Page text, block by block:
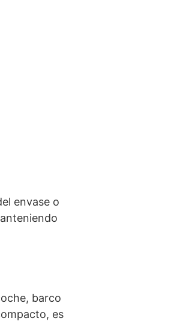
envase o
barco
es